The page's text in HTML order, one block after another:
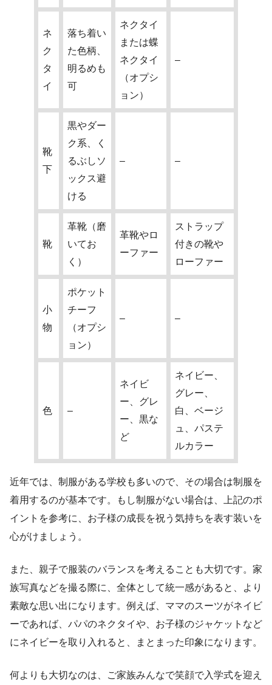
ネ
ク
タ
イ
落ち着い
た色柄、
明るめも
可
ネクタイ
または蝶
ネクタイ
（オプシ
ョン）
–
靴
下
黒やダー
ク系、く
るぶしソ
ックス避
ける
– –
靴
革靴（磨
いてお
く）
革靴やロ
ーファー
ストラップ
付きの靴や
ローファー
小
物
ポケット
チーフ
（オプシ
ョン）
– –
色 –
ネイビ
ー、グレ
ー、黒な
ど
ネイビー、
グレー、
白、ベージ
ュ、パステ
ルカラー
近年では、制服がある学校も多いので、その場合は制服を
着用するのが基本です。もし制服がない場合は、上記のポ
イントを参考に、お子様の成長を祝う気持ちを表す装いを
心がけましょう。
また、親子で服装のバランスを考えることも大切です。家
族写真などを撮る際に、全体として統一感があると、より
素敵な思い出になります。例えば、ママのスーツがネイビ
ーであれば、パパのネクタイや、お子様のジャケットなど
にネイビーを取り入れると、まとまった印象になります。
何よりも大切なのは、ご家族みんなで笑顔で入学式を迎え